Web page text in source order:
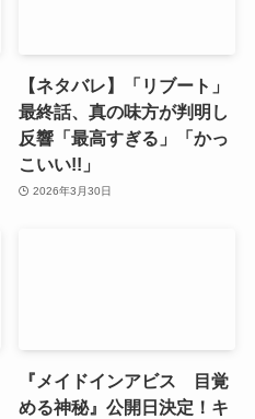
【ネタバレ】「リブート」
最終話、真の味方が判明し
反響「最高すぎる」「かっ
こいい!!」
2026年3月30日
『メイドインアビス 目覚
める神秘』公開日決定！キ